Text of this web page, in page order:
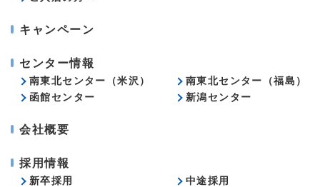
キャンペーン
センター情報
南東北センター（米沢）
南東北センター（福島）
函館センター
新潟センター
会社概要
採用情報
新卒採用 中途採用